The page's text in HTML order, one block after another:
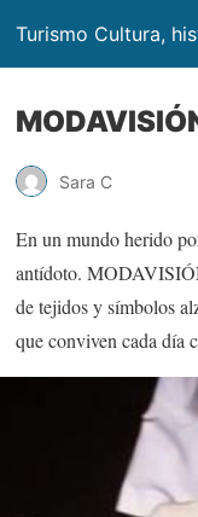
Turismo Cultura,
Sara C
En un mundo herido
antídoto.
de tejidos y símbolos
que conviven cada día